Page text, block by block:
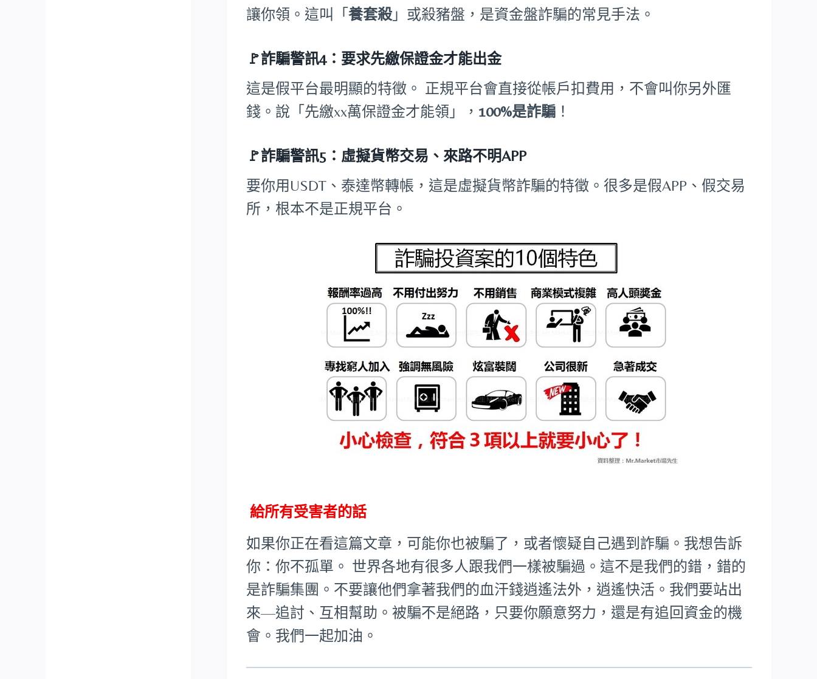
讓你領。這叫「養套殺」或殺豬盤，是資金盤詐騙的常見手法。
🚩詐騙警訊4：要求先繳保證金才能出金
這是假平台最明顯的特徵。 正規平台會直接從帳戶扣費用，不會叫你另外匯
錢。說「先繳xx萬保證金才能領」，100%是詐騙 ！
🚩詐騙警訊5：虛擬貨幣交易、來路不明APP
要你用USDT、泰達幣轉帳，這是虛擬貨幣詐騙的特徵。很多是假APP、假交易
所，根本不是正規平台。
給所有受害者的話
如果你正在看這篇文章，可能你也被騙了，或者懷疑自己遇到詐騙。我想告訴
你：你不孤單。 世界各地有很多人跟我們一樣被騙過。這不是我們的錯，錯的
是詐騙集團。不要讓他們拿著我們的血汗錢逍遙法外，逍遙快活。我們要站出
來—追討、互相幫助。被騙不是絕路，只要你願意努力，還是有追回資金的機
會。我們一起加油。